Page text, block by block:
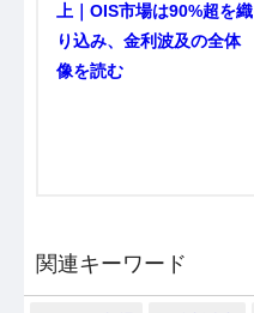
上｜OIS市場は90%超を織
り込み、金利波及の全体
像を読む
関連キーワード